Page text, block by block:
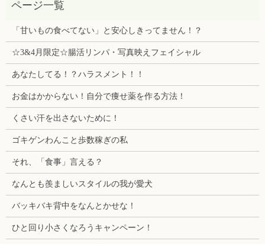
「甘いもの食べてない」と安心しきってません！？
☆3&4月限定☆腸活リンパ・写真映えフェイシャル
あなたしてる！？ハラスメント！！
お金はかからない！自分で痩せ薬を作る方法！
くさい汗を出さないために！
ゴキゲンわんこと歩数稼ぎの私
それ、「食事」言える？
なんとも羨ましいスタイルの我が愛犬
バッキバキ背中をなんとかせな！
ひと回り小さくなろうキャンペーン！